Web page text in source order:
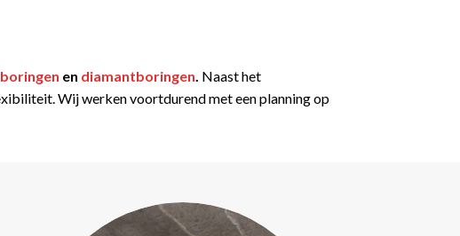
en diamantboringen Naast het
Wij werken voortdurend met een planning op